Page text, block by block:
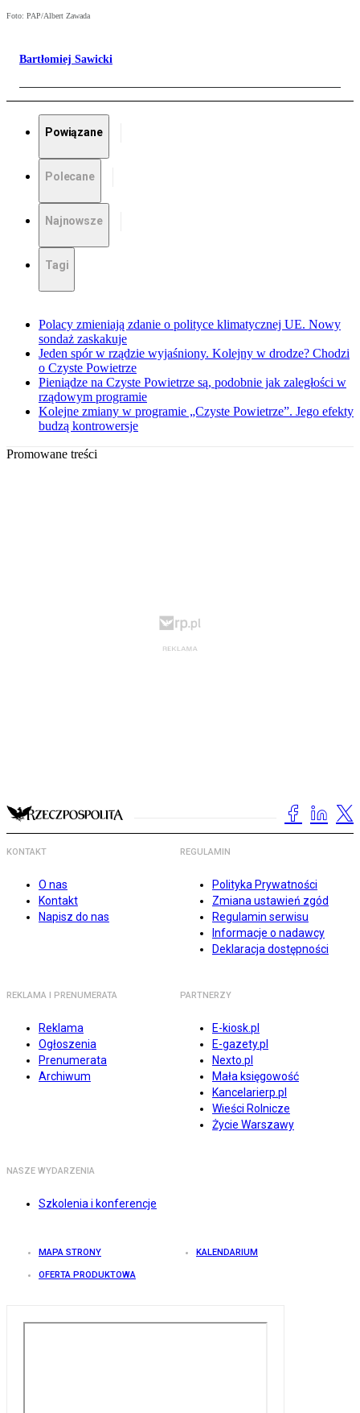
Foto: PAP/Albert Zawada
Bartłomiej Sawicki
Powiązane
Polecane
Najnowsze
Tagi
Polacy zmieniają zdanie o polityce klimatycznej UE. Nowy
sondaż zaskakuje
Jeden spór w rządzie wyjaśniony. Kolejny w drodze? Chodzi
o Czyste Powietrze
Pieniądze na Czyste Powietrze są, podobnie jak zaległości w
rządowym programie
Kolejne zmiany w programie „Czyste Powietrze”. Jego efekty
budzą kontrowersje
Promowane treści
KONTAKT
O nas
Kontakt
Napisz do nas
REGULAMIN
Polityka Prywatności
Zmiana ustawień zgód
Regulamin serwisu
Informacje o nadawcy
Deklaracja dostępności
REKLAMA I PRENUMERATA
Reklama
Ogłoszenia
Prenumerata
Archiwum
PARTNERZY
E-kiosk.pl
E-gazety.pl
Nexto.pl
Mała księgowość
Kancelarierp.pl
Wieści Rolnicze
Życie Warszawy
NASZE WYDARZENIA
Szkolenia i konferencje
MAPA STRONY KALENDARIUM
OFERTA PRODUKTOWA